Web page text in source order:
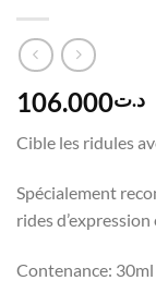
د.ت106.000
Cible les ridules
Spécialement
rides
Contenance: 30ml